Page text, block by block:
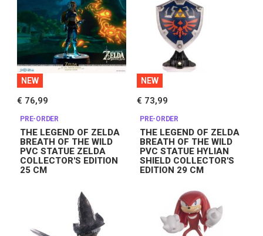
NEW
THE LEGEND OF ZELDA
BREATH OF THE WILD
PVC STATUE ZELDA
COLLECTOR'S EDITION
25 CM
€ 76,99
PRE-ORDER
NEW
THE LEGEND OF ZELDA
BREATH OF THE WILD
PVC STATUE HYLIAN
SHIELD COLLECTOR'S
EDITION 29 CM
€ 73,99
PRE-ORDER